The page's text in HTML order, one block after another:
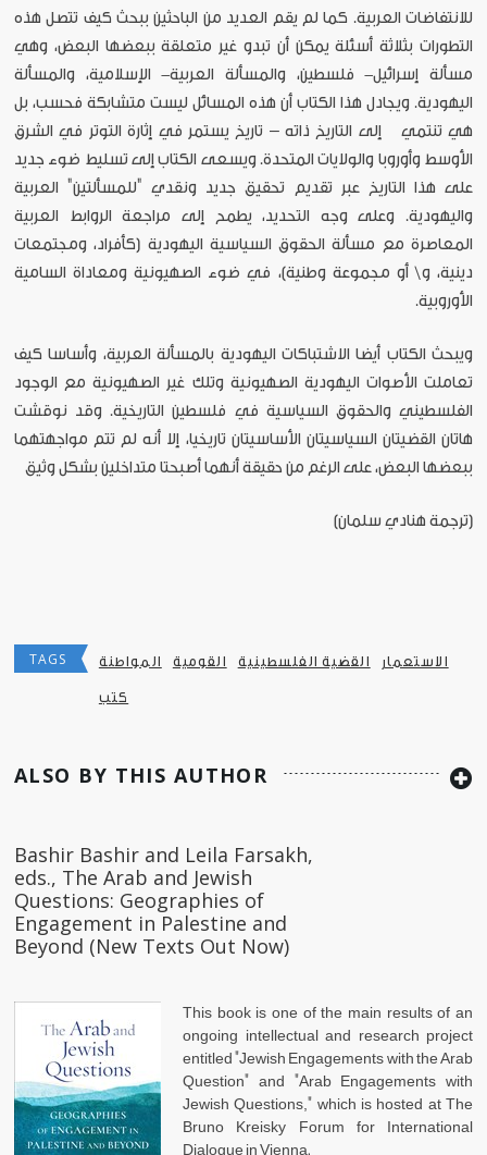
للانتفاضات العربية. كما لم يقم العديد من الباحثين ببحث كيف تتصل هذه
التطورات بثلاثة أسئلة يمكن أن تبدو غير متعلقة ببعضها البعض، وهي
مسألة إسرائيل- فلسطين، والمسألة العربية- الإسلامية، والمسألة
اليهودية. ويجادل هذا الكتاب أن هذه المسائل ليست متشابكة فحسب، بل
هي تنتمي إلى التاريخ ذاته – تاريخ يستمر في إثارة التوتر في الشرق
الأوسط وأوروبا والولايات المتحدة. ويسعى الكتاب إلى تسليط ضوء جديد
على هذا التاريخ عبر تقديم تحقيق جديد ونقدي "للمسألتين" العربية
واليهودية. وعلى وجه التحديد، يطمح إلى مراجعة الروابط العربية
المعاصرة مع مسألة الحقوق السياسية اليهودية (كأفراد، ومجتمعات
دينية، و\ أو مجموعة وطنية)، في ضوء الصهيونية ومعاداة السامية
الأوروبية.
ويبحث الكتاب أيضا الاشتباكات اليهودية بالمسألة العربية، وأساسا كيف
تعاملت الأصوات اليهودية الصهيونية وتلك غير الصهيونية مع الوجود
الفلسطيني والحقوق السياسية في فلسطين التاريخية. وقد نوقشت
هاتان القضيتان السياسيتان الأساسيتان تاريخيا، إلا أنه لم تتم مواجهتهما
ببعضها البعض، على الرغم من حقيقة أنهما أصبحتا متداخلين بشكل وثيق
[ترجمة هنادي سلمان]
TAGS المواطنة القومية القضية الفلسطينية الاستعمار
كتب
ALSO BY THIS AUTHOR
Bashir Bashir and Leila Farsakh,
eds., The Arab and Jewish
Questions: Geographies of
Engagement in Palestine and
Beyond (New Texts Out Now)
This book is one of the main results of an
ongoing intellectual and research project
entitled "Jewish Engagements with the Arab
Question" and "Arab Engagements with
Jewish Questions," which is hosted at The
Bruno Kreisky Forum for International
Dialogue in Vienna.